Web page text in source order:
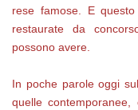
rese famose. E
restaurate da
possono avere.
In poche parole oggi
quelle